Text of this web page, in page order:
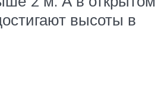
высоты в